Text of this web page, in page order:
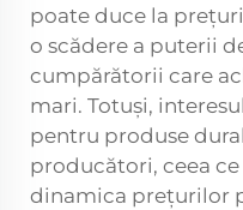
poate duce la
o scădere a puterii
cumpărătorii care
mari. Totuși,
pentru produse
producători, ceea
dinamica prețurilor